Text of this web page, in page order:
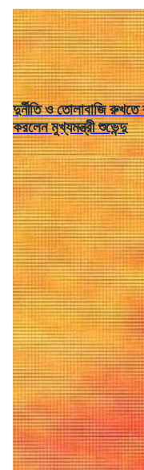
দুর্নীতি ও তোলাবাজি
করলেন মুখ্যমন্ত্রী শুভেন্দু